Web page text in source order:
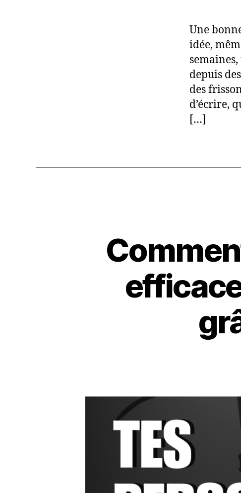
Une
idée,
depuis
des
d’écrire,
[…]